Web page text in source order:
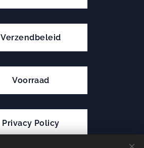
Verzendbeleid
Voorraad
Privacy Policy